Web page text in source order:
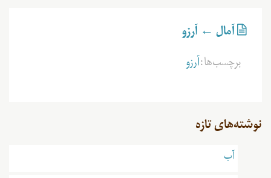
آمال ← آرزو
برچسب‌ها:آرزو
نوشته‌های تازه
آب